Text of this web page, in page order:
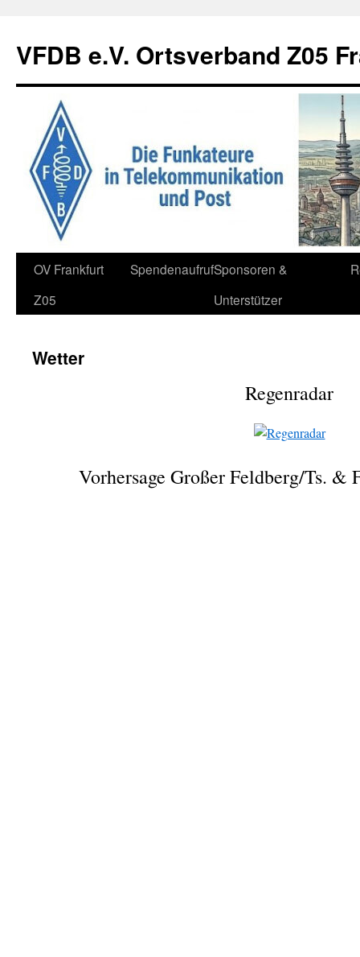
springen
VFDB e.V. Ortsverband Z05
OV Frankfurt
Z05
SpendenaufrufSponsoren &
Unterstützer
Wetter
Regenradar
Vorhersage Großer Feldberg/Ts. &